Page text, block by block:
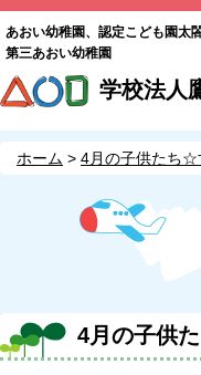
あおい幼稚園、認定こども園太
第三あおい幼稚園
学校法人
ホーム 4月の子供たち
4月の子供